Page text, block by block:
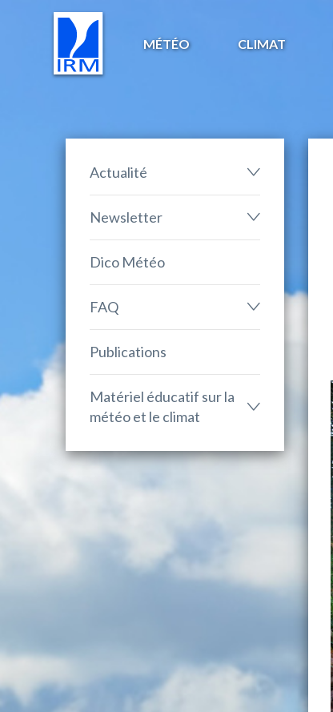
MÉTÉO CLIMAT
Actualité
Newsletter
Dico Météo
FAQ
Publications
Matériel éducatif sur la
météo et le climat